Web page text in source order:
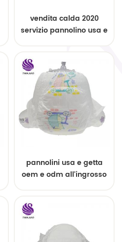
vendita calda 2020
servizio pannolino usa e
pannolini usa e getta
oem e odm all'ingrosso